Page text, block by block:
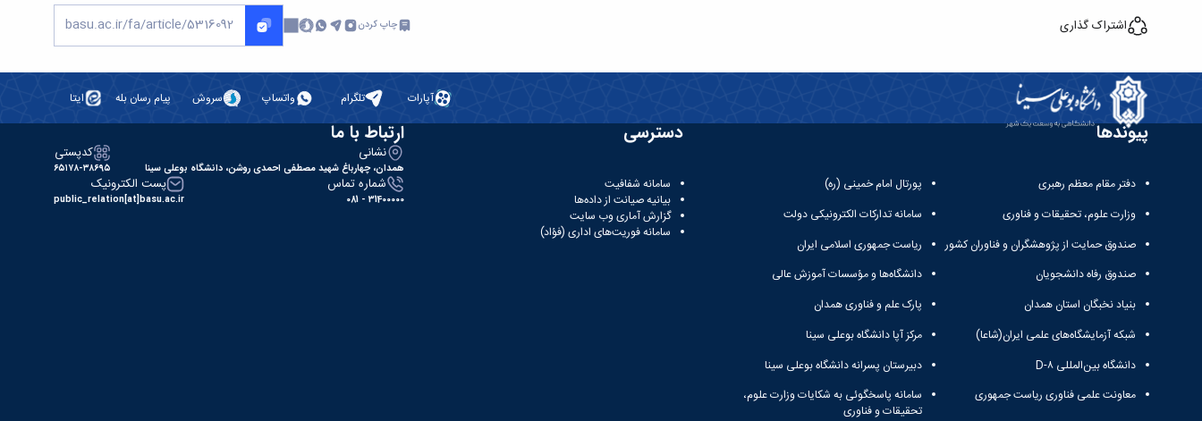
اشتراک گذاری چاپ کردن
آپارات تلگرام واتساپ سروش پیام رسان بله ایتا
پیوندها
دفتر مقام معظم رهبری
وزارت علوم، تحقیقات و فناوری
صندوق حمایت از پژوهشگران و فناوران کشور
صندوق رفاه دانشجویان
بنیاد نخبگان استان همدان
شبکه آزمایشگاه‌های علمی ایران(شاعا)
دانشگاه بین‌المللی D-۸
معاونت علمی فناوری ریاست جمهوری
پورتال امام خمینی (ره)
سامانه تدارکات الکترونیکی دولت
ریاست جمهوری اسلامی ایران
دانشگاه‌ها و مؤسسات آموزش عالی
پارک علم و فناوری همدان
مرکز آپا دانشگاه بوعلی سینا
دبیرستان پسرانه دانشگاه بوعلی سینا
سامانه پاسخگوئی به شکایات وزارت علوم،
تحقیقات و فناوری
دسترسی
سامانه شفافیت
بیانیه صیانت از داده‌ها
گزارش آماری وب‌ سایت
سامانه فوریت‌های اداری (فؤاد)
ارتباط با ما
نشانی
همدان، چهارباغ شهید مصطفی احمدی روشن، دانشگاه بوعلی سینا
کدپستی
۶۵۱۷۸-۳۸۶۹۵
شماره تماس
31400000 - 081
پست الکترونیک
public_relation[at]basu.ac.ir